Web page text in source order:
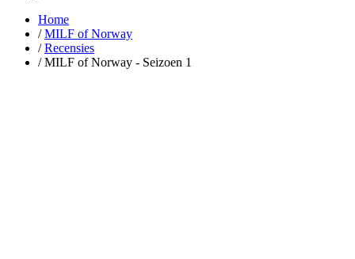
Home
/ MILF of Norway
/ Recensies
/ MILF of Norway - Seizoen 1